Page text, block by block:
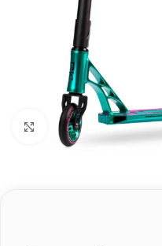
Клацніть, щоб збільшити